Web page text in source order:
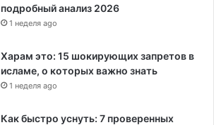
подробный анализ 2026
1 неделя ago
Харам это: 15 шокирующих запретов в
исламе, о которых важно знать
1 неделя ago
Как быстро уснуть: 7 проверенных